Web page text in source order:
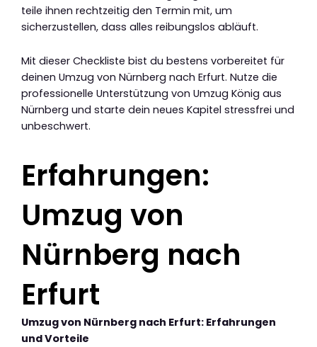
teile ihnen rechtzeitig den Termin mit, um
sicherzustellen, dass alles reibungslos abläuft.
Mit dieser Checkliste bist du bestens vorbereitet für
deinen Umzug von Nürnberg nach Erfurt. Nutze die
professionelle Unterstützung von Umzug König aus
Nürnberg und starte dein neues Kapitel stressfrei und
unbeschwert.
Erfahrungen:
Umzug von
Nürnberg nach
Erfurt
Umzug von Nürnberg nach Erfurt: Erfahrungen
und Vorteile